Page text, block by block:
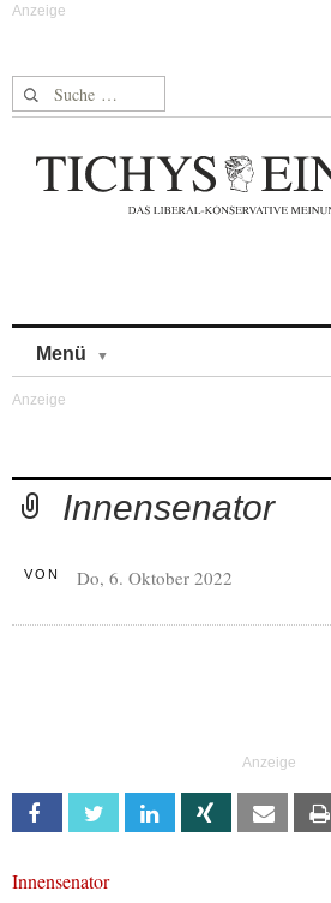
Suche nach:
Menü
Innensenator
VON Do, 6. Oktober 2022
Facebook Twitter Linkedin Xing Email
Innensenator